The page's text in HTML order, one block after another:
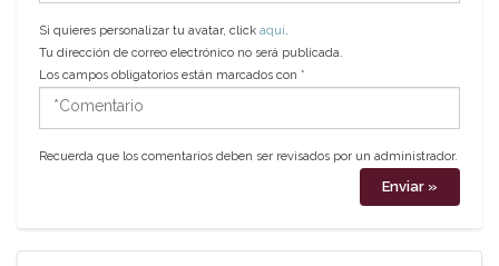
Si quieres personalizar tu avatar, click aquí.
Tu dirección de correo electrónico no será publicada.
Los campos obligatorios están marcados con *
*Comentario
Recuerda que los comentarios deben ser revisados por un administrador.